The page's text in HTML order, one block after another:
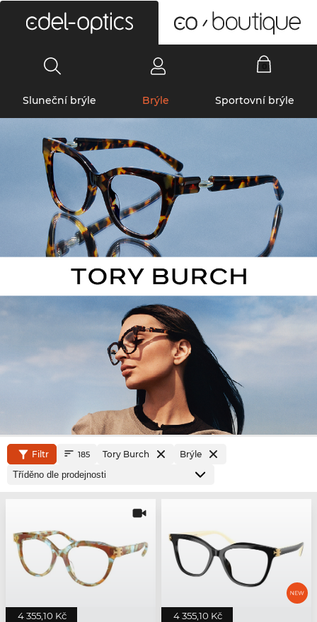
Sluneční brýle Brýle Sportovní brýle
Filtr 185 Tory Burch Brýle
4 355,10 Kč 4 355,10 Kč